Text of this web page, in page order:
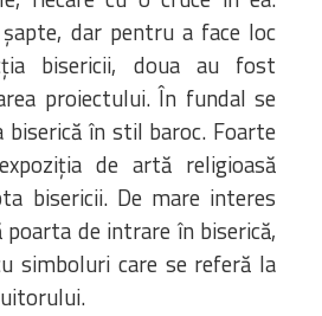
dar pentru a face loc
bisericii, doua au fost
proiectului. În fundal se
biserică în stil baroc. Foarte
de artă religioasă
bisericii. De mare interes
de intrare în biserică,
simboluri care se referă la